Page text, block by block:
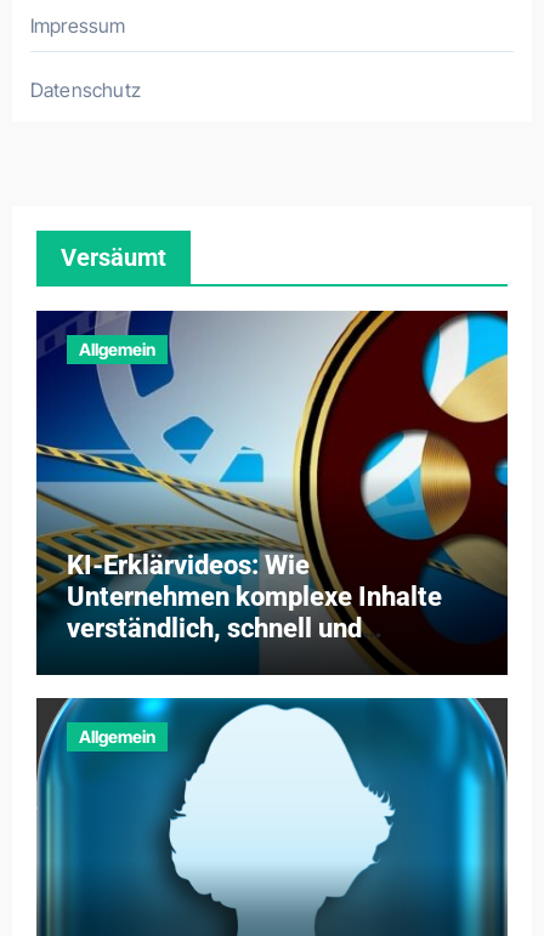
Impressum
Datenschutz
Versäumt
Allgemein
KI-Erklärvideos: Wie
Unternehmen komplexe Inhalte
verständlich, schnell und
kosteneffizient vermitteln
Allgemein